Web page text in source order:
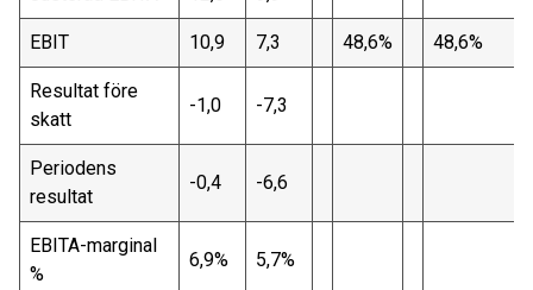
EBIT 10,9 7,3 48,6% 48,6%
Resultat före
skatt
-1,0 -7,3
Periodens
resultat
-0,4 -6,6
EBITA-marginal
%
6,9% 5,7%